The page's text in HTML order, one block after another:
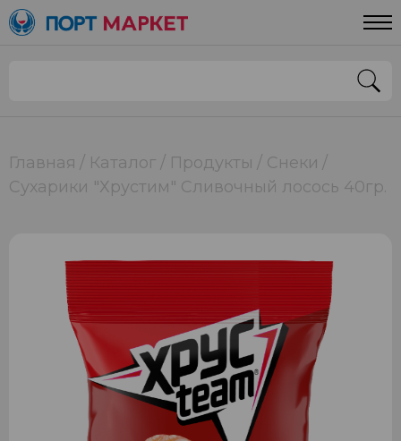
Главная Каталог Продукты
Снеки
Сухарики "Хрустим" Сливочный лосось 40гр.